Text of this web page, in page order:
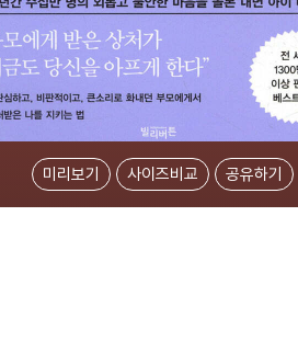
미리보기 사이즈비교 공유하기